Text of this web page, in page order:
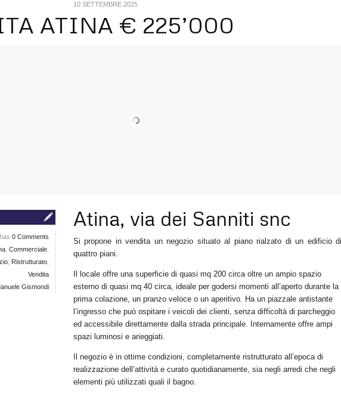
ATINA € 225’000
0 Comments
, Commerciale,
, Ristrutturato,
Vendita
Gismondi
10 SETTEMBRE 2025
Atina, via dei Sanniti snc
Si propone in vendita un negozio situato al piano rialzato di un edificio di
quattro piani.
Il locale offre una superficie di quasi mq 200 circa oltre un ampio spazio
esterno di quasi mq 40 circa, ideale per godersi momenti all’aperto durante la
prima colazione, un pranzo veloce o un aperitivo. Ha un piazzale antistante
l’ingresso che può ospitare i veicoli dei clienti, senza difficoltà di parcheggio
ed accessibile direttamente dalla strada principale. Internamente offre ampi
spazi luminosi e arieggiati.
Il negozio è in ottime condizioni, completamente ristrutturato all’epoca di
realizzazione dell’attività e curato quotidianamente, sia negli arredi che negli
elementi più utilizzati quali il bagno.